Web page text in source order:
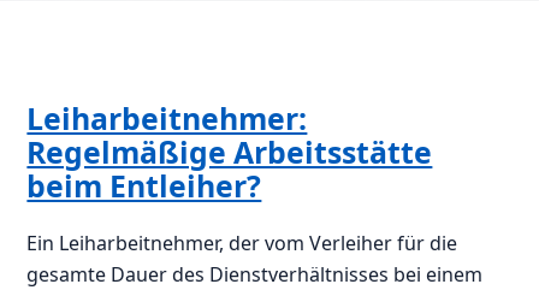
Leiharbeitnehmer:
Regelmäßige Arbeitsstätte
beim Entleiher?
Ein Leiharbeitnehmer, der vom Verleiher für die
gesamte Dauer des Dienstverhältnisses bei einem